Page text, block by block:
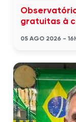
gratuitas à
05 AGO 2026 -